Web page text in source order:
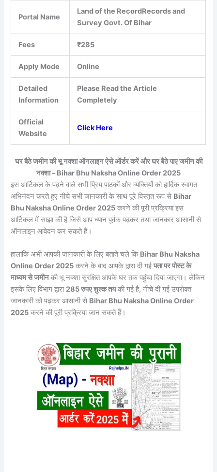
Portal Name
Land of the RecordRecords and
Survey Govt. Of Bihar
Fees ₹285
Apply Mode Online
Detailed
Information
Please Read the Article
Completely
Official
Website
Click Here
घर बैठे जमीन की भू नक्शा ऑनलाइन ऐसे ऑर्डर करें और घर बैठे पाए जमीन की
नक्शा – Bihar Bhu Naksha Online Order 2025
इस आर्टिकल के पढ़ने वाले सभी प्रिय पाठकों और व्यक्तियों को हार्दिक स्वागत
अभिनंदन करते हुए नीचे सभी जानकारी के साथ पूरे विस्तृत रूप से Bihar
Bhu Naksha Online Order 2025 करने की पूरी प्रक्रिया इस
आर्टिकल में साझा की है जिसे आप ध्यान पूर्वक पढ़कर तथा जानकार आसानी से
ऑनलाइन आवेदन कर सकते हैं।
हालांकि अभी आपकी जानकारी के लिए बताते चले कि Bihar Bhu Naksha
Online Order 2025 करने के बाद आपके द्वारा दी गईपता पर पोस्ट के
माध्यम से जमीनकी भू नक्शा सुरक्षित आपके घर तक पहुंचा दिया जाएगा। लेकिन
इसके लिए विभाग द्वारा 285 रुपए शुल्क तयकी गई है, नीचे दी गई उपरोक्त
जानकारी को पढ़कर आसानी से Bihar Bhu Naksha Online Order
2025 करने की पूरी प्रक्रिया जान सकते हैं।